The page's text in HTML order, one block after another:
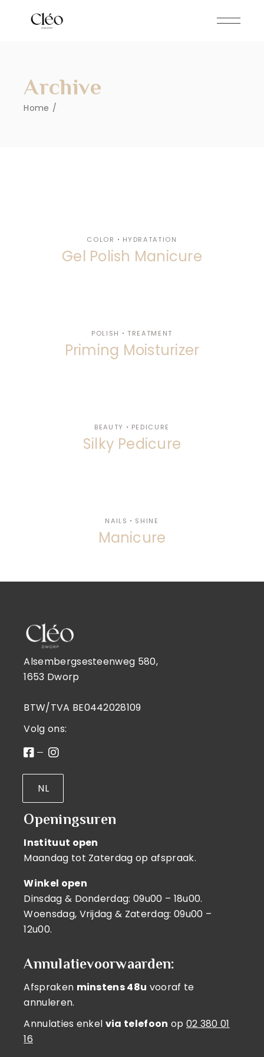
Archive
Home
COLOR HYDRATATION
Gel Polish Manicure
POLISH TREATMENT
Priming Moisturizer
BEAUTY PEDICURE
Silky Pedicure
NAILS SHINE
Manicure
Alsembergsesteenweg 580,
1653 Dworp
BTW/TVA BE0442028109
Volg ons:
NL
Openingsuren
Instituut open
Maandag tot Zaterdag op afspraak.
Winkel open
Dinsdag & Donderdag: 09u00 – 18u00.
Woensdag, Vrijdag & Zaterdag: 09u00 –
12u00.
Annulatievoorwaarden:
Afspraken minstens 48u vooraf te
annuleren.
Annulaties enkel via telefoon op 02 380 01
16